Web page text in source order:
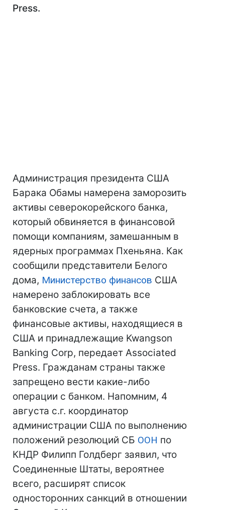
Press.
Администрация президента США
Барака Обамы намерена заморозить
активы северокорейского банка,
который обвиняется в финансовой
помощи компаниям, замешанным в
ядерных программах Пхеньяна. Как
сообщили представители Белого
дома, Министерство финансов США
намерено заблокировать все
банковские счета, а также
финансовые активы, находящиеся в
США и принадлежащие Kwangson
Banking Corp, передает Associated
Press. Гражданам страны также
запрещено вести какие-либо
операции с банком. Напомним, 4
августа с.г. координатор
администрации США по выполнению
положений резолюций СБ ООН по
КНДР Филипп Голдберг заявил, что
Соединенные Штаты, вероятнее
всего, расширят список
односторонних санкций в отношении